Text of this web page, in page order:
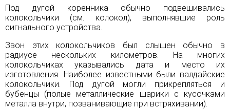
Под дугой коренника обычно подвешивались
колокольчики (см. колокол), выполнявшие роль
сигнального устройства.
Звон этих колокольчиков был слышен обычно в
радиусе нескольких километров. На многих
колокольчиках указывались дата и место их
изготовления. Наиболее известными были валдайские
колокольчики. Под дугой могли прикрепляться и
бубенцы (полые металлические шарики с кусочками
металла внутри, позванивающие при встряхивании).